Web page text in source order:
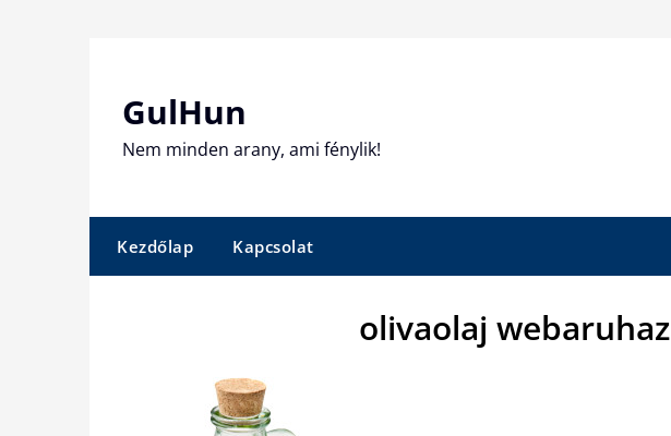
GulHun
Nem minden arany, ami fénylik!
Kezdőlap Kapcsolat
olivaolaj webaruhaz